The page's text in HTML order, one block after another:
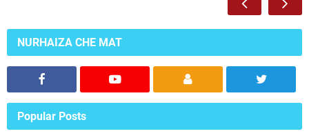
NURHAIZA CHE MAT
Popular Posts